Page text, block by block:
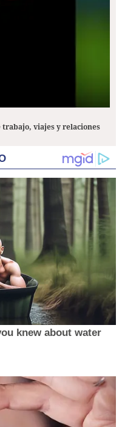
trabajo, viajes y relaciones
knew about water